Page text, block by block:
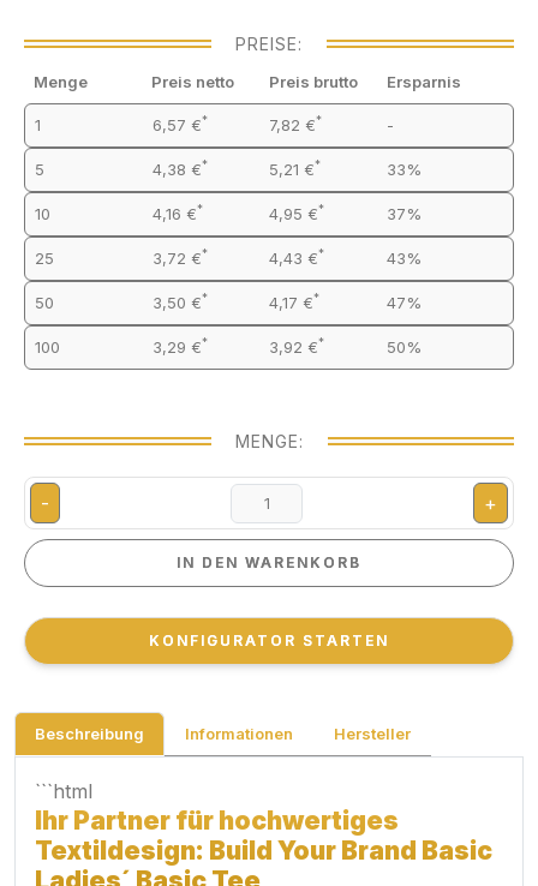
PREISE:
Menge Preis netto Preis brutto Ersparnis
1 6,57 €* 7,82 €* -
5 4,38 €* 5,21 €* 33%
10 4,16 €* 4,95 €* 37%
25 3,72 €* 4,43 €* 43%
50 3,50 €* 4,17 €* 47%
100 3,29 €* 3,92 €* 50%
MENGE:
- +
IN DEN WARENKORB
IN DEN WARENKORB
KONFIGURATOR STARTEN
KONFIGURATOR STARTEN
Beschreibung Informationen Hersteller
```html
Ihr Partner für hochwertiges
Textildesign: Build Your Brand Basic